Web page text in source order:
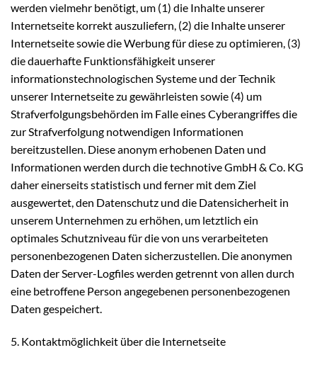
werden vielmehr benötigt, um (1) die Inhalte unserer
Internetseite korrekt auszuliefern, (2) die Inhalte unserer
Internetseite sowie die Werbung für diese zu optimieren, (3)
die dauerhafte Funktionsfähigkeit unserer
informationstechnologischen Systeme und der Technik
unserer Internetseite zu gewährleisten sowie (4) um
Strafverfolgungsbehörden im Falle eines Cyberangriffes die
zur Strafverfolgung notwendigen Informationen
bereitzustellen. Diese anonym erhobenen Daten und
Informationen werden durch die technotive GmbH & Co. KG
daher einerseits statistisch und ferner mit dem Ziel
ausgewertet, den Datenschutz und die Datensicherheit in
unserem Unternehmen zu erhöhen, um letztlich ein
optimales Schutzniveau für die von uns verarbeiteten
personenbezogenen Daten sicherzustellen. Die anonymen
Daten der Server-Logfiles werden getrennt von allen durch
eine betroffene Person angegebenen personenbezogenen
Daten gespeichert.
5. Kontaktmöglichkeit über die Internetseite